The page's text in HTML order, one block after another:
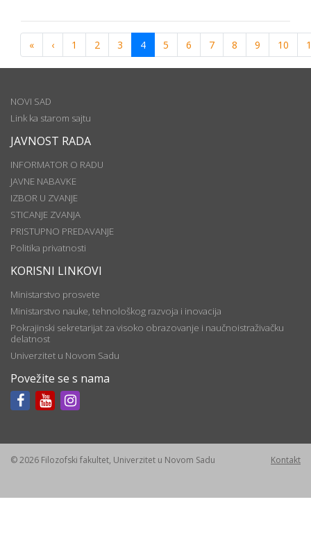
« ‹ 1 2 3 4 5 6 7 8 9 10
NOVI SAD
Link ka starom sajtu
JAVNOST RADA
INFORMATOR O RADU
JAVNE NABAVKE
IZBOR U ZVANJE
STICANJE ZVANJA
PRISTUPNO PREDAVANJE
Politika privatnosti
KORISNI LINKOVI
Ministarstvo prosvete
Ministarstvo nauke, tehnološkog razvoja i inovacija
Pokrajinski sekretarijat za visoko obrazovanje i naučnoistraživačku
delatnost
Univerzitet u Novom Sadu
Povežite se s nama
© 2026 Filozofski fakultet, Univerzitet u Novom Sadu Kontakt